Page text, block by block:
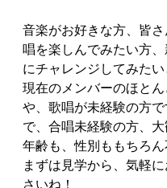
音楽がお好きな方、皆
唱を楽しんでみたい方
にチャレンジしてみたい
現在のメンバーのほと
や、歌唱が未経験の方
で、合唱未経験の方、大
年齢も、性別ももちろ
まずは見学から、気軽
さいね！